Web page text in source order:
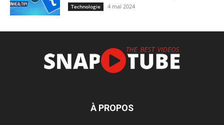
Technologie 4 mai 2024
À PROPOS